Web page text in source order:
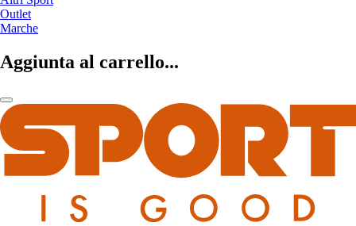
Outlet
Marche
Aggiunta al carrello...